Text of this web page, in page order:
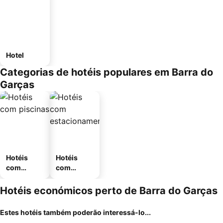
Hotel
Categorias de hotéis populares em Barra do
Garças
Hotéis
com
Hotéis
com
mento
Hotéis económicos perto de Barra do Garças
Estes hotéis também poderão interessá-lo...